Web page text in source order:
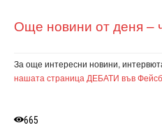
Още новини от деня –
За още интересни новини,
нашата страница ДЕБАТИ във
665